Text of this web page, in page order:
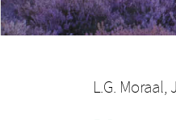
L.G. Moraal,